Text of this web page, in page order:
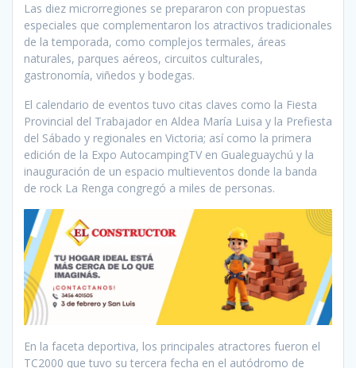
Las diez microrregiones se prepararon con propuestas
especiales que complementaron los atractivos tradicionales
de la temporada, como complejos termales, áreas
naturales, parques aéreos, circuitos culturales,
gastronomía, viñedos y bodegas.
El calendario de eventos tuvo citas claves como la Fiesta
Provincial del Trabajador en Aldea María Luisa y la Prefiesta
del Sábado y regionales en Victoria; así como la primera
edición de la Expo AutocampingTV en Gualeguaychú y la
inauguración de un espacio multieventos donde la banda
de rock La Renga congregó a miles de personas.
En la faceta deportiva, los principales atractores fueron el
TC2000 que tuvo su tercera fecha en el autódromo de